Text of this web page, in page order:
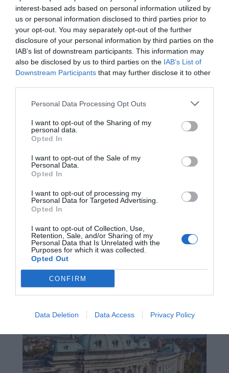
interest-based ads based on personal information utilized by
us or personal information disclosed to third parties prior to
your opt-out. You may separately opt-out of the further
disclosure of your personal information by third parties on the
IAB’s list of downstream participants. This information may
also be disclosed by us to third parties on the IAB’s List of
Downstream Participants that may further disclose it to other
Personal Data Processing Opt Outs
I want to opt-out of the Sharing of my
personal data.
Opted In
I want to opt-out of the Sale of my
Personal Data.
Opted In
I want to opt-out of processing my
Personal Data for Targeted Advertising.
Opted In
I want to opt-out of Collection, Use,
Retention, Sale, and/or Sharing of my
Personal Data that Is Unrelated with the
Purposes for which it was collected.
Opted Out
CONFIRM
Data Deletion Data Access Privacy Policy